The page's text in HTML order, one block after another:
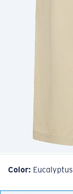
Color: Eucalyptus